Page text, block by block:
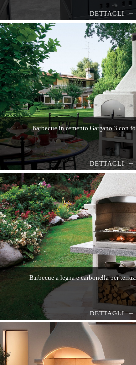
DETTAGLI
Barbecue in cemento Gargano 3 con
DETTAGLI
Barbecue a legna e carbonella per
DETTAGLI